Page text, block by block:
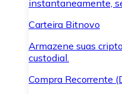
instantaneamente,
Carteira Bitnovo
Armazene suas
custodial.
Compra Recorrente